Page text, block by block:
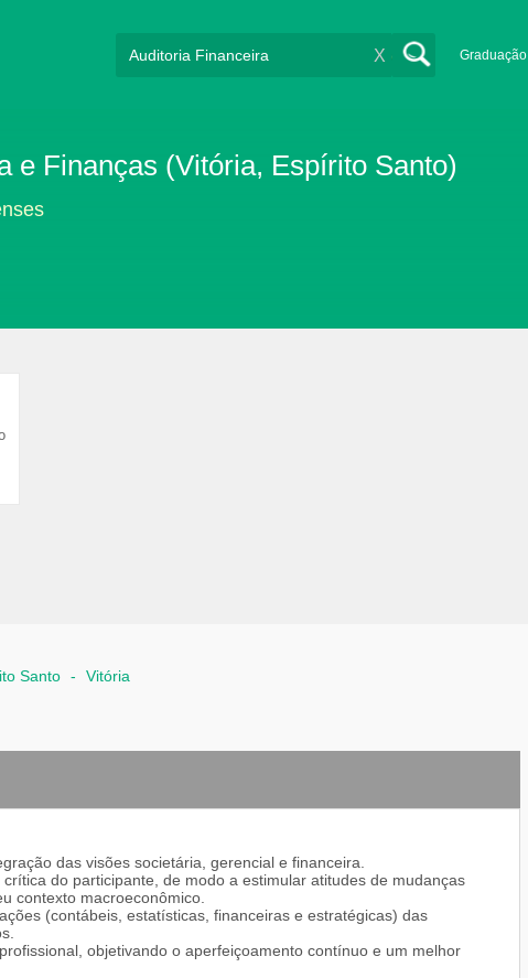
Graduação
X
e Finanças (Vitória, Espírito Santo)
Santo - Vitória
das visões societária, gerencial e financeira.
do participante, de modo a estimular atitudes de mudanças
contexto macroeconômico.
(contábeis, estatísticas, financeiras e estratégicas) das
objetivando o aperfeiçoamento contínuo e um melhor